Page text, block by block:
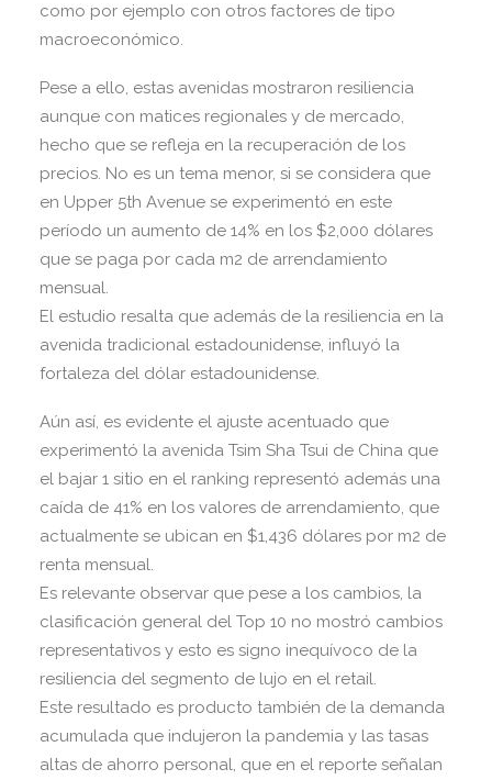
como por ejemplo con otros factores de tipo
macroeconómico.
Pese a ello, estas avenidas mostraron resiliencia
aunque con matices regionales y de mercado,
hecho que se refleja en la recuperación de los
precios. No es un tema menor, si se considera que
en Upper 5th Avenue se experimentó en este
período un aumento de 14% en los $2,000 dólares
que se paga por cada m2 de arrendamiento
mensual.
El estudio resalta que además de la resiliencia en la
avenida tradicional estadounidense, influyó la
fortaleza del dólar estadounidense.
Aún así, es evidente el ajuste acentuado que
experimentó la avenida Tsim Sha Tsui de China que
el bajar 1 sitio en el ranking representó además una
caída de 41% en los valores de arrendamiento, que
actualmente se ubican en $1,436 dólares por m2 de
renta mensual.
Es relevante observar que pese a los cambios, la
clasificación general del Top 10 no mostró cambios
representativos y esto es signo inequívoco de la
resiliencia del segmento de lujo en el retail.
Este resultado es producto también de la demanda
acumulada que indujeron la pandemia y las tasas
altas de ahorro personal, que en el reporte señalan